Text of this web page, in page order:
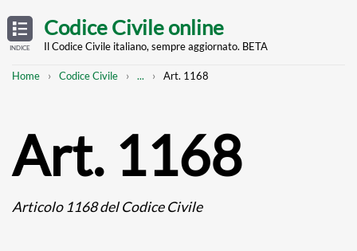
TABLE
OF
CONTENTS
INDICE
main
Codice Civile online
Il Codice Civile italiano, sempre aggiornato. BETA
Breadcrumb
Home Codice Civile
Mostra
... Art. 1168
Art. 1168
Articolo 1168 del Codice Civile